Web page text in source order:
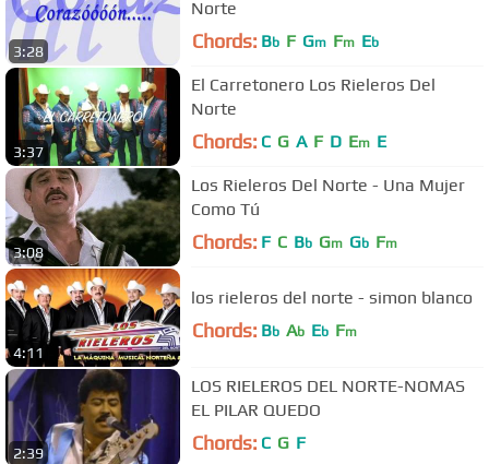
3:28
Norte
Chords: Bb F Gm Fm Eb
3:37
El Carretonero Los Rieleros Del
Norte
Chords: C G A F D Em E
3:08
Los Rieleros Del Norte - Una Mujer
Como Tú
Chords: F C Bb Gm Gb Fm
4:11
los rieleros del norte - simon blanco
Chords: Bb Ab Eb Fm
2:39
LOS RIELEROS DEL NORTE-NOMAS
EL PILAR QUEDO
Chords: C G F